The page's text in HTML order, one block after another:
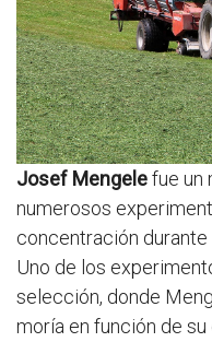
Josef Mengelefue un
numerosos
concentración durante
Uno de los
selección, donde
moría en función de su